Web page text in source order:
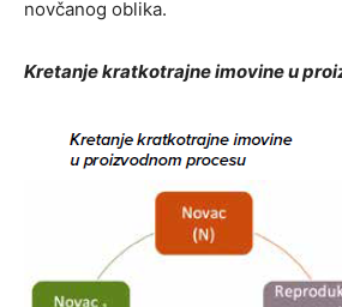
novčanog oblika.
Kretanje kratkotrajne imovine u